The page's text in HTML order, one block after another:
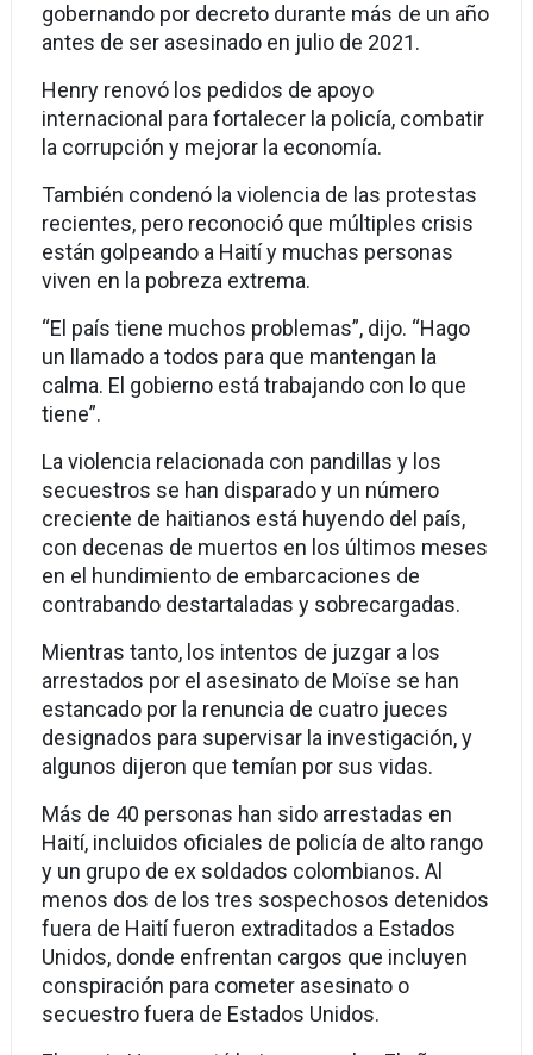
gobernando por decreto durante más de un año
antes de ser asesinado en julio de 2021.
Henry renovó los pedidos de apoyo
internacional para fortalecer la policía, combatir
la corrupción y mejorar la economía.
También condenó la violencia de las protestas
recientes, pero reconoció que múltiples crisis
están golpeando a Haití y muchas personas
viven en la pobreza extrema.
“El país tiene muchos problemas”, dijo. “Hago
un llamado a todos para que mantengan la
calma. El gobierno está trabajando con lo que
tiene”.
La violencia relacionada con pandillas y los
secuestros se han disparado y un número
creciente de haitianos está huyendo del país,
con decenas de muertos en los últimos meses
en el hundimiento de embarcaciones de
contrabando destartaladas y sobrecargadas.
Mientras tanto, los intentos de juzgar a los
arrestados por el asesinato de Moïse se han
estancado por la renuncia de cuatro jueces
designados para supervisar la investigación, y
algunos dijeron que temían por sus vidas.
Más de 40 personas han sido arrestadas en
Haití, incluidos oficiales de policía de alto rango
y un grupo de ex soldados colombianos. Al
menos dos de los tres sospechosos detenidos
fuera de Haití fueron extraditados a Estados
Unidos, donde enfrentan cargos que incluyen
conspiración para cometer asesinato o
secuestro fuera de Estados Unidos.